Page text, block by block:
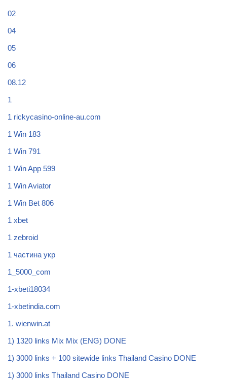
02
04
05
06
08.12
1
1 rickycasino-online-au.com
1 Win 183
1 Win 791
1 Win App 599
1 Win Aviator
1 Win Bet 806
1 xbet
1 zebroid
1 частина укр
1_5000_com
1-xbeti18034
1-xbetindia.com
1. wienwin.at
1) 1320 links Mix Mix (ENG) DONE
1) 3000 links + 100 sitewide links Thailand Casino DONE
1) 3000 links Thailand Casino DONE